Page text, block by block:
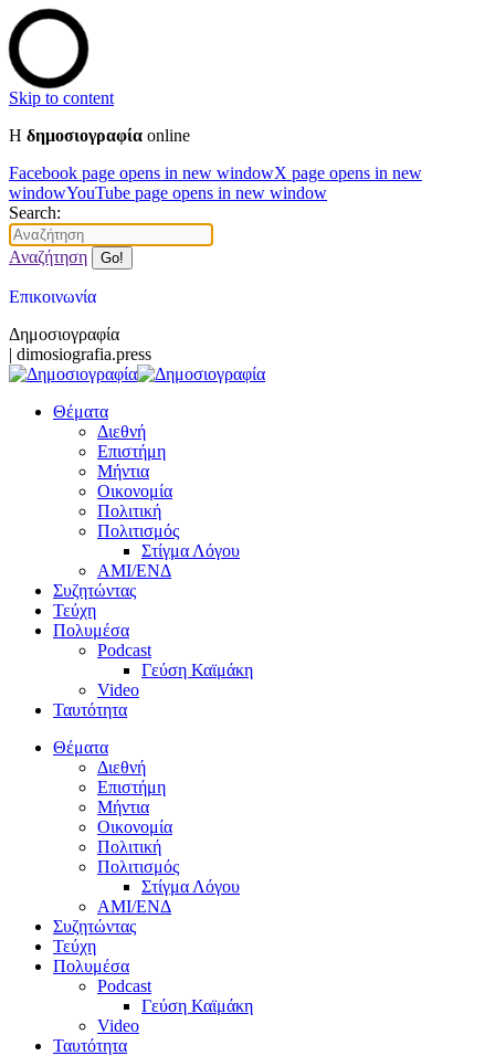
Skip to content
Η δημοσιογραφία online
Facebook page opens in new windowX page opens in new
windowYouTube page opens in new window
Search:
Αναζήτηση
Επικοινωνία
Δημοσιογραφία
| dimosiografia.press
Θέματα
Διεθνή
Επιστήμη
Μήντια
Οικονομία
Πολιτική
Πολιτισμός
Στίγμα Λόγου
AMI/ΕΝΔ
Συζητώντας
Τεύχη
Πολυμέσα
Podcast
Γεύση Καϊμάκη
Video
Ταυτότητα
Θέματα
Διεθνή
Επιστήμη
Μήντια
Οικονομία
Πολιτική
Πολιτισμός
Στίγμα Λόγου
AMI/ΕΝΔ
Συζητώντας
Τεύχη
Πολυμέσα
Podcast
Γεύση Καϊμάκη
Video
Ταυτότητα